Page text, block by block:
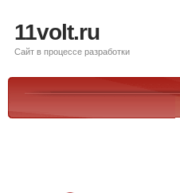
11volt.ru
Сайт в процессе разработки